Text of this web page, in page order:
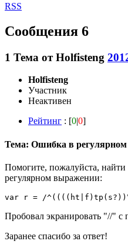
RSS
Сообщения 6
1 Тема отHolfisteng
Holfisteng
Участник
Неактивен
Рейтинг : [0|0]
Тема: Ошибка в
Помогите, пожалуйста,
регулярном выражении:
var r = /
Пробовал экранировать "//"
Заранее спасибо за ответ!